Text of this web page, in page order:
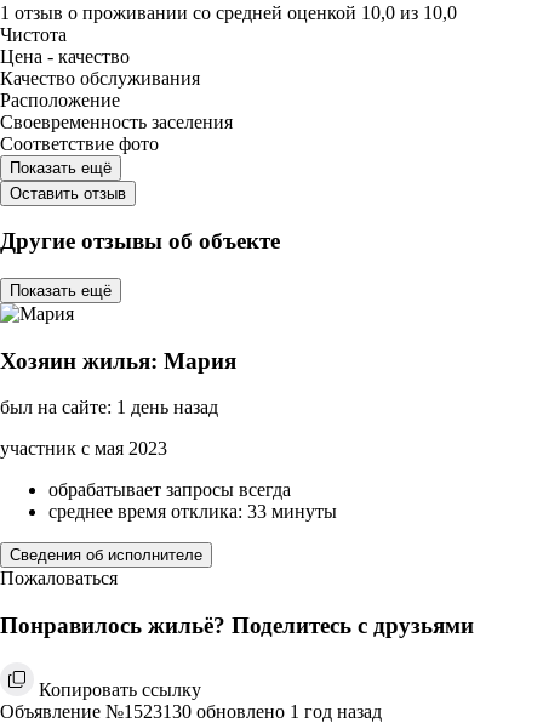
1 отзыв о проживании со средней оценкой 10,0 из 10,0
Чистота
Цена - качество
Качество обслуживания
Расположение
Своевременность заселения
Соответствие фото
Показать ещё
Оставить отзыв
Другие отзывы об объекте
Показать ещё
Хозяин жилья: Мария
был на сайте: 1 день назад
участник с мая 2023
обрабатывает запросы всегда
среднее время отклика: 33 минуты
Сведения об исполнителе
Пожаловаться
Понравилось жильё? Поделитесь с друзьями
Копировать ссылку
Объявление №1523130 обновлено 1 год назад